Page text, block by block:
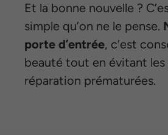
Et la bonne nouvelle ?
simple qu’on ne le pense.
porte d’entrée, c’est
beauté tout en évitant les
réparation prématurées.